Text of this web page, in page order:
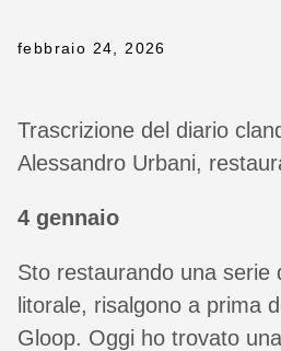
febbraio 24, 2026
Trascrizione del diario
Alessandro Urbani,
4 gennaio
Sto restaurando una serie
litorale, risalgono a prima
Gloop. Oggi ho trovato